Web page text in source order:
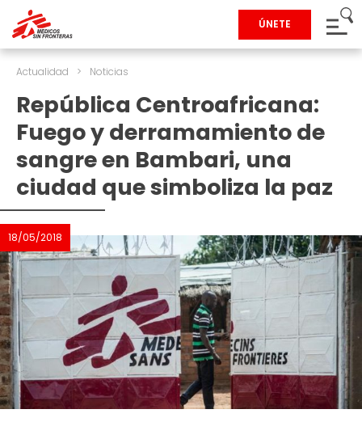
ÚNETE
Actualidad > Noticias
República Centroafricana:
Fuego y derramamiento de
sangre en Bambari, una
ciudad que simboliza la paz
18/05/2018